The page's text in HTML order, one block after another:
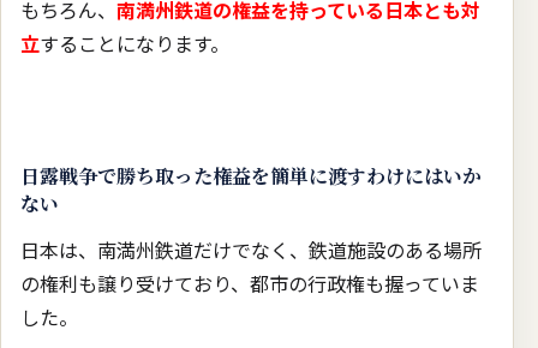
もちろん、 南満州鉄道の権益を持っている日本とも対
立することになります。
日露戦争で勝ち取った権益を簡単に渡すわけにはいか
ない
日本は、南満州鉄道だけでなく、鉄道施設のある場所
の権利も譲り受けており、都市の行政権も握っていま
した。